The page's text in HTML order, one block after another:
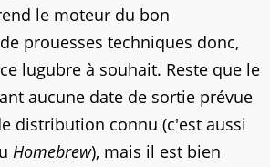
le moteur du bon
prouesses techniques donc,
lugubre à souhait. Reste que le
aucune date de sortie prévue
distribution connu (c'est aussi
Homebrew), mais il est bien